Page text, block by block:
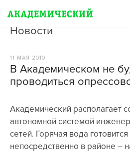
Новости
11 МАЯ 2010
В Академическом не
проводиться
Академический располагает
автономной системой
сетей. Горячая вода
непосредственно в районе –